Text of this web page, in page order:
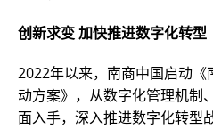
创新求变 加快推进数字化转型
2022年以来，南商中国启动
动方案》，从数字化管理机制
面入手，深入推进数字化转型